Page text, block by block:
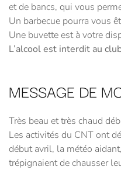
et de bancs, qui vous
Un barbecue pourra vous
Une buvette est à votre
L’alcool est interdit au
MESSAGE DE
Très beau et très chaud
Les activités du CNT ont
début avril, la météo
trépignaient de chausser